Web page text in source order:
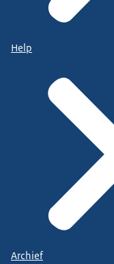
Help
Archief